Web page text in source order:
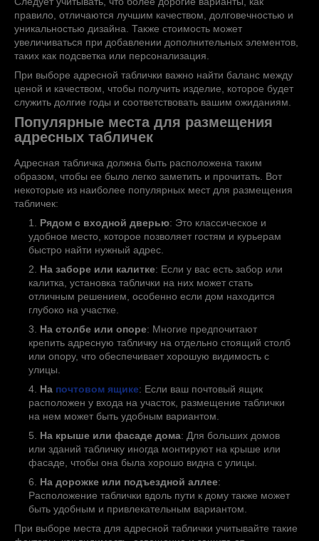
правило, отличаются лучшим качеством, долговечностью и
уникальностью дизайна. Также стоимость может
увеличиваться при добавлении дополнительных элементов,
таких как подсветка или персонализация.
При выборе адресной таблички важно найти баланс между
ценой и качеством, чтобы получить изделие, которое будет
служить долгие годы и соответствовать вашим ожиданиям.
Популярные места для размещения
адресных табличек
Адресная табличка должна быть расположена таким
образом, чтобы ее было легко заметить и прочитать. Вот
некоторые из наиболее популярных мест для размещения
табличек:
Рядом с входной дверью: Это классическое и
удобное место, которое позволяет гостям и курьерам
быстро найти нужный адрес.
На заборе или калитке: Если у вас есть забор или
калитка, установка таблички на них может стать
отличным решением, особенно если дом находится
глубоко на участке.
На столбе или опоре: Многие предпочитают
крепить адресную табличку на отдельно стоящий столб
или опору, что обеспечивает хорошую видимость с
улицы.
На почтовом ящике: Если ваш почтовый ящик
расположен у входа на участок, размещение таблички
на нем может быть удобным вариантом.
На крыше или фасаде дома: Для больших домов
или зданий табличку иногда монтируют на крыше или
фасаде, чтобы она была хорошо видна с улицы.
На дорожке или подъездной аллее:
Расположение таблички вдоль пути к дому также может
быть удобным и привлекательным вариантом.
При выборе места для адресной таблички учитывайте такие